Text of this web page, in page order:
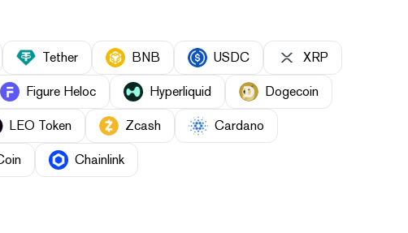
Tether BNB USDC XRP
Figure Heloc Hyperliquid Dogecoin
LEO Token Zcash Cardano
Chainlink